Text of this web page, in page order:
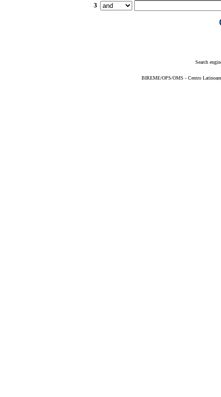
3
Search
BIREME/OPS/OMS - Centro